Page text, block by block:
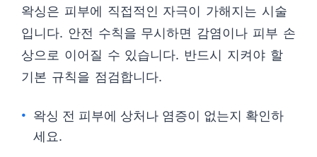
왁싱은 피부에 직접적인 자극이 가해지는 시술
입니다. 안전 수칙을 무시하면 감염이나 피부 손
상으로 이어질 수 있습니다. 반드시 지켜야 할
기본 규칙을 점검합니다.
왁싱 전 피부에 상처나 염증이 없는지 확인하
세요.